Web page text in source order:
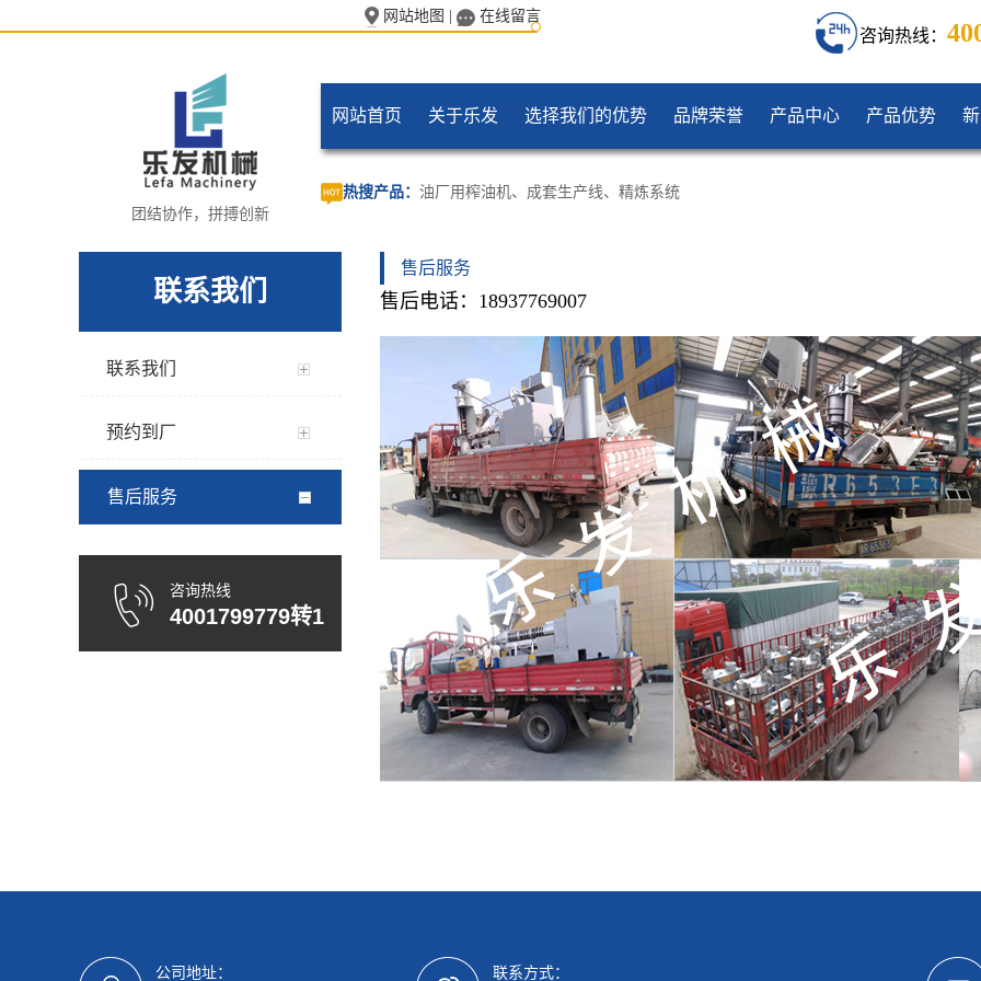
网站地图 在线留言
咨询热线：
团结协作，拼搏创新
网站首页 关于乐发 选择我们的优势 品牌荣誉 产品中心 产品优势
热搜产品： 油厂用榨油机、 成套生产线、精炼系统
联系我们
联系我们
预约到厂
售后服务
咨询热线
4001799779转1
售后服务
售后电话：18937769007
公司地址： 联系方式：